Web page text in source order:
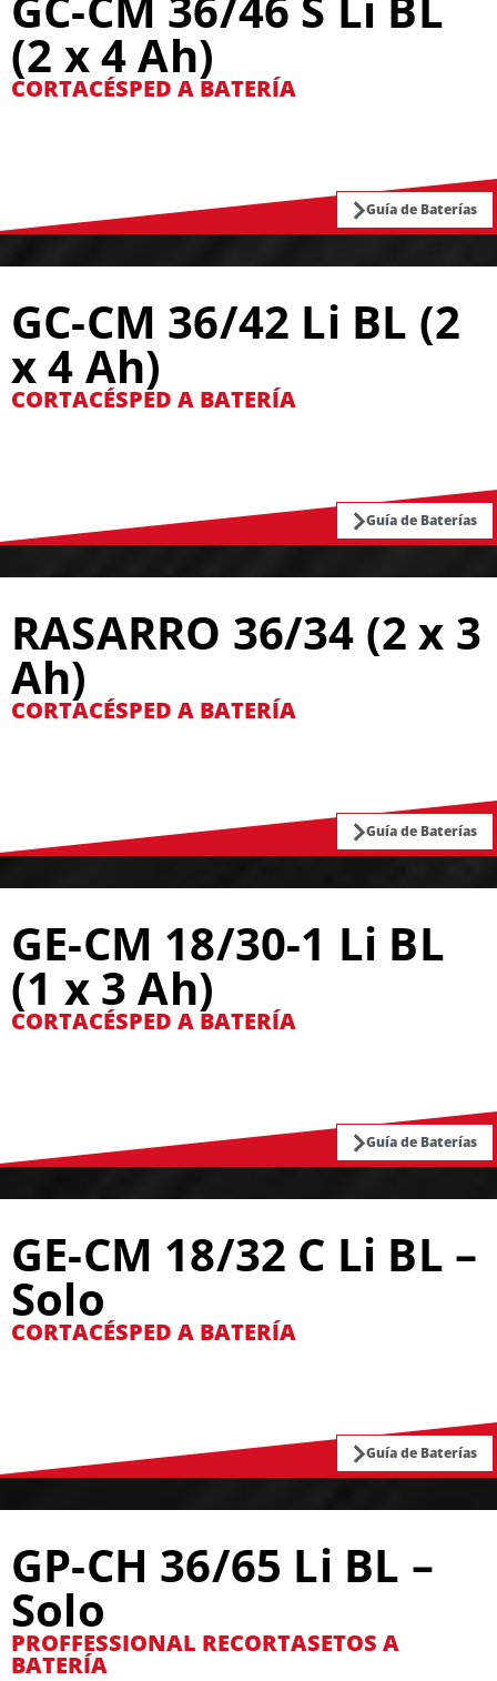
(2 x 4 Ah)
CORTACÉSPED A BATERÍA
Guía de Baterías
GC-CM 36/42 Li BL (2
x 4 Ah)
CORTACÉSPED A BATERÍA
Guía de Baterías
RASARRO 36/34 (2 x 3
Ah)
CORTACÉSPED A BATERÍA
Guía de Baterías
GE-CM 18/30-1 Li BL
(1 x 3 Ah)
CORTACÉSPED A BATERÍA
Guía de Baterías
GE-CM 18/32 C Li BL –
Solo
CORTACÉSPED A BATERÍA
Guía de Baterías
GP-CH 36/65 Li BL –
Solo
PROFFESSIONAL RECORTASETOS A
BATERÍA